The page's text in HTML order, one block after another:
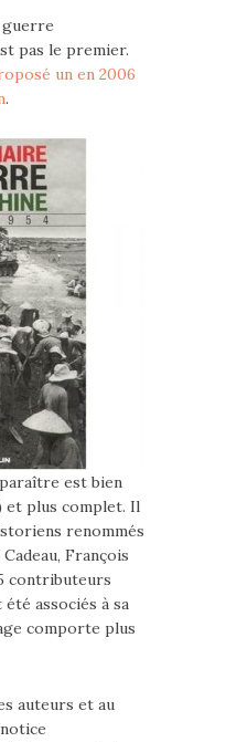
guerre
pas le premier.
un en 2006
.
est bien
et plus complet. Il
renommés
François
contributeurs
associés à sa
comporte plus
auteurs et au